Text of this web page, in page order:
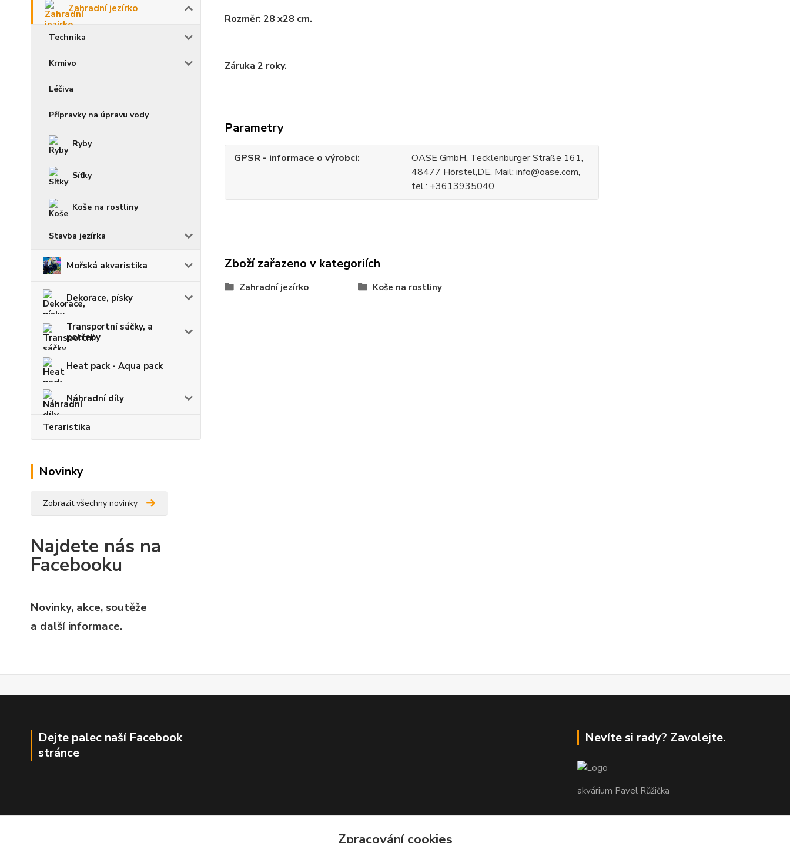
Zahradní jezírko
Technika
Krmivo
Léčiva
Přípravky na úpravu vody
Ryby
Síťky
Koše na rostliny
Stavba jezírka
Mořská akvaristika
Dekorace, písky
Transportní sáčky, a
potřeby
Heat pack - Aqua pack
Náhradní díly
Teraristika
Novinky
Zobrazit všechny novinky
Najdete nás na
Facebooku
Novinky, akce, soutěže
a další informace.
Rozměr: 28 x28 cm.
Záruka 2 roky.
Parametry
GPSR - informace o výrobci
OASE GmbH, Tecklenburger Straße 161,
48477 Hörstel,DE, Mail: info@oase.com,
tel.: +3613935040
Zboží zařazeno v kategoriích
Zahradní jezírko Koše na rostliny
Dejte palec naší Facebook
stránce
Nevíte si rady? Zavolejte.
akvárium Pavel Růžička
Zpracování cookies